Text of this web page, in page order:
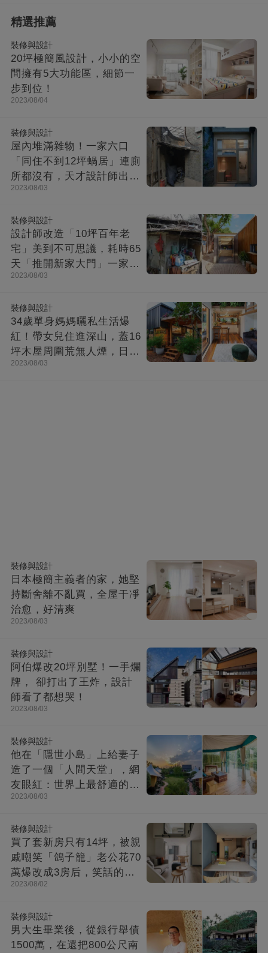
精選推薦
裝修與設計
20坪極簡風設計，小小的空
間擁有5大功能區，細節一
步到位！
2023/08/04
裝修與設計
屋內堆滿雜物！一家六口
「同住不到12坪蝸居」連廁
所都沒有，天才設計師出馬
「打造功能齊全迷你房」成
2023/08/03
裝修與設計
設計師改造「10坪百年老
宅」美到不可思議，耗時65
天「推開新家大門」一家8
口哭了
2023/08/03
裝修與設計
34歲單身媽媽曬私生活爆
紅！帶女兒住進深山，蓋16
坪木屋周圍荒無人煙，日子
快活似神仙
2023/08/03
裝修與設計
日本極簡主義者的家，她堅
持斷舍離不亂買，全屋干凈
治愈，好清爽
2023/08/03
裝修與設計
阿伯爆改20坪別墅！一手爛
牌， 卻打出了王炸，設計
師看了都想哭！
2023/08/03
裝修與設計
他在「隱世小島」上給妻子
造了一個「人間天堂」，網
友眼紅：世界上最舒適的時
光都在這里
2023/08/03
裝修與設計
買了套新房只有14坪，被親
戚嘲笑「鴿子籠」老公花70
萬爆改成3房后，笑話的親
戚不吭聲了
2023/08/02
裝修與設計
男大生畢業後，從銀行舉債
1500萬，在還把800公尺南